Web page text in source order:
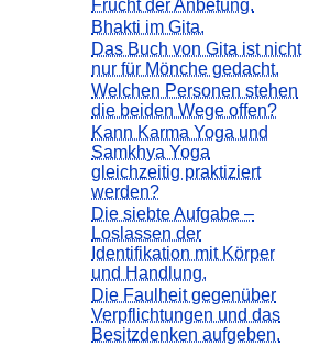
Frucht der Anbetung.
Bhakti im Gita.
Das Buch von Gita ist nicht
nur für Mönche gedacht.
Welchen Personen stehen
die beiden Wege offen?
Kann Karma Yoga und
Samkhya Yoga
gleichzeitig praktiziert
werden?
Die siebte Aufgabe –
Loslassen der
Identifikation mit Körper
und Handlung.
Die Faulheit gegenüber
Verpflichtungen und das
Besitzdenken aufgeben.